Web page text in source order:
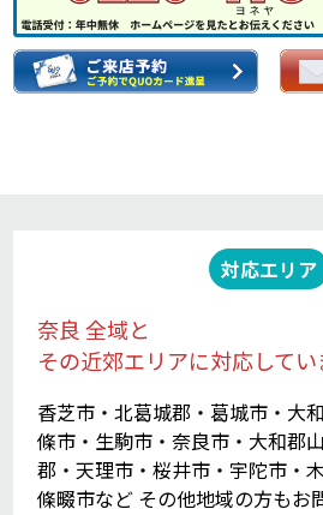
対応エリア
奈良 全域と
その近郊エリアに対応してい
香芝市・北葛城郡・葛城市・大
條市・生駒市・奈良市・大和郡
郡・天理市・桜井市・宇陀市・
條畷市など その他地域の方もお